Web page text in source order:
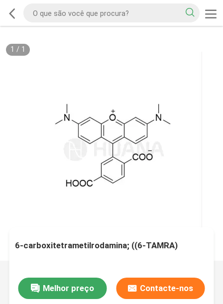
1 / 1
6-carboxitetrametilrodamina; ((6-TAMRA)
Melhor preço Contacte-nos